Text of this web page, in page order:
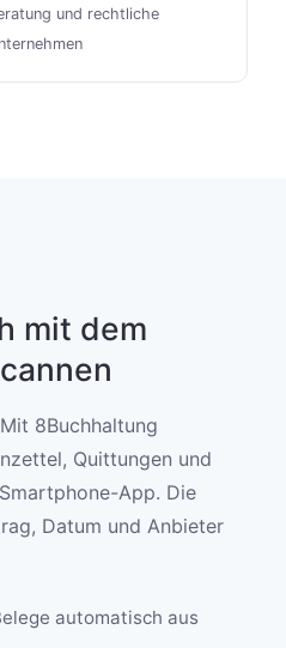
und rechtliche
mit dem
8Buchhaltung
Quittungen und
App. Die
Datum und Anbieter
automatisch aus